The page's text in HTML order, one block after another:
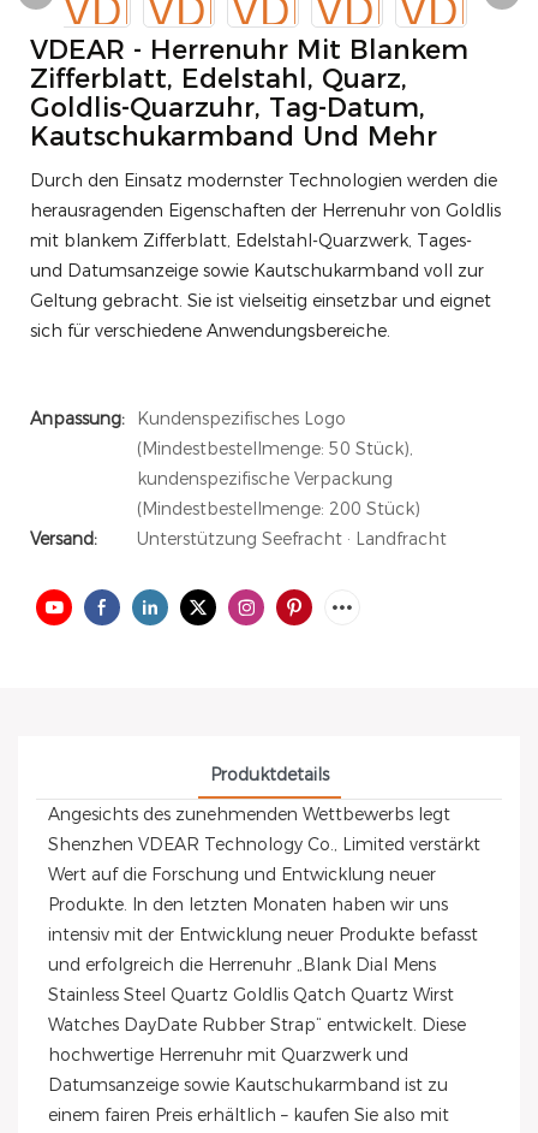
VDEAR - Herrenuhr Mit Blankem
Zifferblatt, Edelstahl, Quarz,
Goldlis-Quarzuhr, Tag-Datum,
Kautschukarmband Und Mehr
Durch den Einsatz modernster Technologien werden die
herausragenden Eigenschaften der Herrenuhr von Goldlis
mit blankem Zifferblatt, Edelstahl-Quarzwerk, Tages-
und Datumsanzeige sowie Kautschukarmband voll zur
Geltung gebracht. Sie ist vielseitig einsetzbar und eignet
sich für verschiedene Anwendungsbereiche.
Anpassung:
Kundenspezifisches Logo
(Mindestbestellmenge: 50 Stück),
kundenspezifische Verpackung
(Mindestbestellmenge: 200 Stück)
Versand:
Unterstützung Seefracht · Landfracht
Produktdetails
Angesichts des zunehmenden Wettbewerbs legt
Shenzhen VDEAR Technology Co., Limited verstärkt
Wert auf die Forschung und Entwicklung neuer
Produkte. In den letzten Monaten haben wir uns
intensiv mit der Entwicklung neuer Produkte befasst
und erfolgreich die Herrenuhr „Blank Dial Mens
Stainless Steel Quartz Goldlis Qatch Quartz Wirst
Watches DayDate Rubber Strap“ entwickelt. Diese
hochwertige Herrenuhr mit Quarzwerk und
Datumsanzeige sowie Kautschukarmband ist zu
einem fairen Preis erhältlich – kaufen Sie also mit